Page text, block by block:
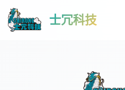
士冗科技